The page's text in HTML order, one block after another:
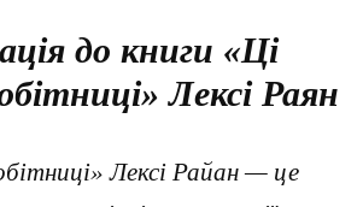
до книги «Ці
Лексі Раян
Лексі Райан — це